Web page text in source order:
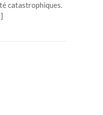
catastrophiques.